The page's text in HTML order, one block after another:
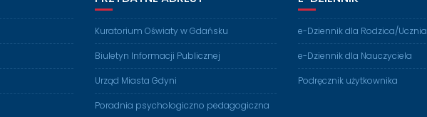
Kuratorium Oświaty w Gdańsku
Biuletyn Informacji Publicznej
Urząd Miasta Gdyni
Poradnia psychologiczno pedagogiczna
e-Dziennik dla Rodzica/Ucznia
e-Dziennik dla Nauczyciela
Podręcznik użytkownika